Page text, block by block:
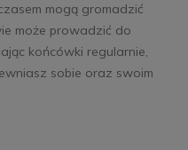
mogą gromadzić
może prowadzić do
końcówki regularnie,
sobie oraz swoim